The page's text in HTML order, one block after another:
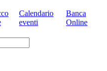
Calendario
eventi
Banca
Online